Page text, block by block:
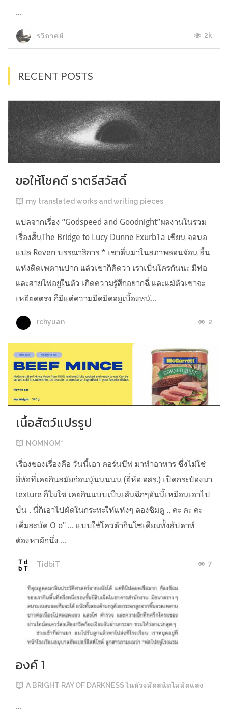
...
รวีภาคย์ 2k
RECENT POSTS
ขอให้โชคดี ราตรีสวัสดิ์
my translated works and writing pieces
แปลจากเรื่อง “Godspeed and Goodnight”ผลงานในรวม
เรื่องสั้นThe Bridge to Lucy Dunne Exurb1a เขียน จอนอ
แปล Reven บรรณาธิการ * เขาตื่นมาในสภาพล่อนจ้อน ลิ้น
แห้งติดเพดานปาก แล้วเขาก็คิดว่า เราเป็นใครกันนะ มีท่อ
และสายไฟอยู่ในตัว เกิดความรู้สึกอยากฉี่ และแม้ตัวเขาจะ
เหยียดตรง ก็มีแต่ความมืดมิดอยู่เบื้องหน้...
rchyuan 2
เนื้อสัตว์แปรรูป
NOMNOM*
เรื่องของเรื่องคือ วันนี้เอา คอร์นบีฟ มาทำอาหาร ซึ่งไม่ใช่
ยี่ห้อที่เคยกินสมัยก่อนนู้นนนนน (ยี่ห้อ อสร.) เปิดกระป๋องมา
texture ก็ไม่ใช่ เคยกินแบบเป็นเส้นฉีกๆอันนี้เหมือนเอาไป
ปั่น . นี่ก็เอาไปผัดในกระทะให้แห้งๆ ลองชิมดู .. คะ คะ คะ
เค็มสะบัด O o" ... แบบใช้โควต้ากินโซเดียมทั้งสัปดาห์
ต้องหาผักนึ่ง ...
TidbiT 7
องค์ 1
A BRIGHT RAY OF DARKNESS ในห้วงมืดสนิทไม่มิดแสง
...